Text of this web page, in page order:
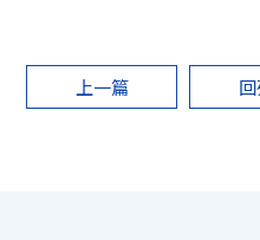
上一篇